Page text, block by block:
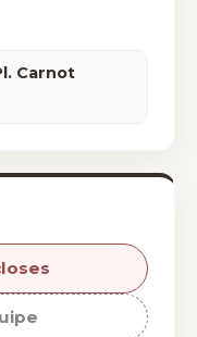
Carnot